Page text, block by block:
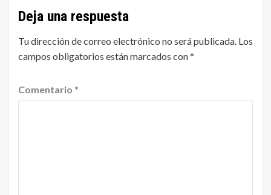
Deja una respuesta
Tu dirección de correo electrónico no será publicada. Los
campos obligatorios están marcados con*
Comentario *